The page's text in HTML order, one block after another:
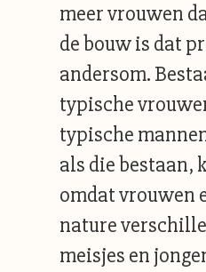
meer vrouwen
de bouw is dat
andersom.
typische
typische
als die bestaan,
omdat vrouwen
nature
meisjes en